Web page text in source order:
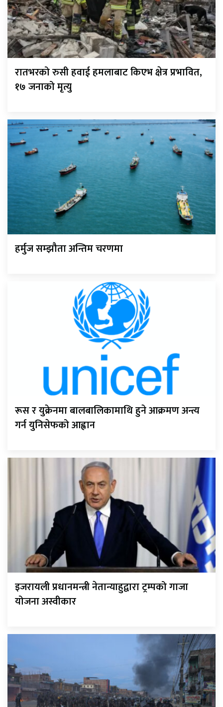
रातभरको रुसी हवाई हमलाबाट किएभ क्षेत्र प्रभावित,
१७ जनाको मृत्यु
हर्मुज सम्झौता अन्तिम चरणमा
रूस र युक्रेनमा बालबालिकामाथि हुने आक्रमण अन्त्य
गर्न युनिसेफको आह्वान
इजरायली प्रधानमन्त्री नेतान्याहुद्वारा ट्रम्पको गाजा
योजना अस्वीकार